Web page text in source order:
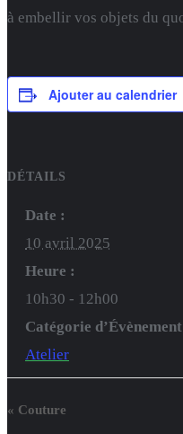
à embellir vos objets du
Ajouter au calendrier
DÉTAILS
Date :
10 avril 2025
Heure :
10h30 - 12h00
Catégorie
Atelier
« Couture